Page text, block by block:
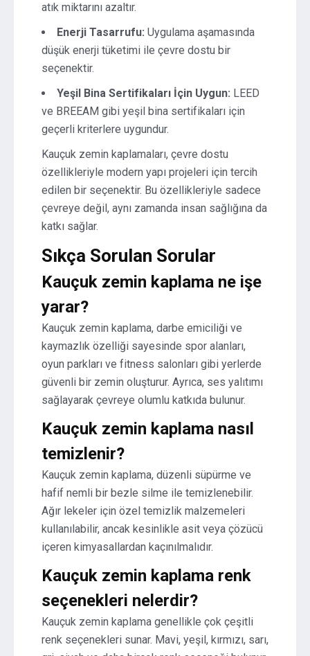
atık miktarını azaltır.
Enerji Tasarrufu: Uygulama aşamasında
düşük enerji tüketimi ile çevre dostu bir
seçenektir.
Yeşil Bina Sertifikaları İçin Uygun: LEED
ve BREEAM gibi yeşil bina sertifikaları için
geçerli kriterlere uygundur.
Kauçuk zemin kaplamaları, çevre dostu
özellikleriyle modern yapı projeleri için tercih
edilen bir seçenektir. Bu özellikleriyle sadece
çevreye değil, aynı zamanda insan sağlığına da
katkı sağlar.
Sıkça Sorulan Sorular
Kauçuk zemin kaplama ne işe
yarar?
Kauçuk zemin kaplama, darbe emiciliği ve
kaymazlık özelliği sayesinde spor alanları,
oyun parkları ve fitness salonları gibi yerlerde
güvenli bir zemin oluşturur. Ayrıca, ses yalıtımı
sağlayarak çevreye olumlu katkıda bulunur.
Kauçuk zemin kaplama nasıl
temizlenir?
Kauçuk zemin kaplama, düzenli süpürme ve
hafif nemli bir bezle silme ile temizlenebilir.
Ağır lekeler için özel temizlik malzemeleri
kullanılabilir, ancak kesinlikle asit veya çözücü
içeren kimyasallardan kaçınılmalıdır.
Kauçuk zemin kaplama renk
seçenekleri nelerdir?
Kauçuk zemin kaplama genellikle çok çeşitli
renk seçenekleri sunar. Mavi, yeşil, kırmızı, sarı,